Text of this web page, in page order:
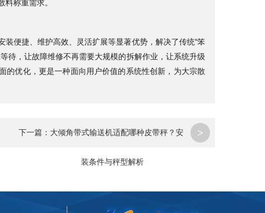
称重需求。
装便捷、维护高效、灵活扩展等显著优势，解决了传统“笨
待，让故障维修不再需要大规模的拆解作业，让系统升级
的优化，更是一种面向用户价值的系统性创新，为大宗散
>
下一篇： 大倾角带式输送机适配哪种皮带秤？安
装条件与秤型解析